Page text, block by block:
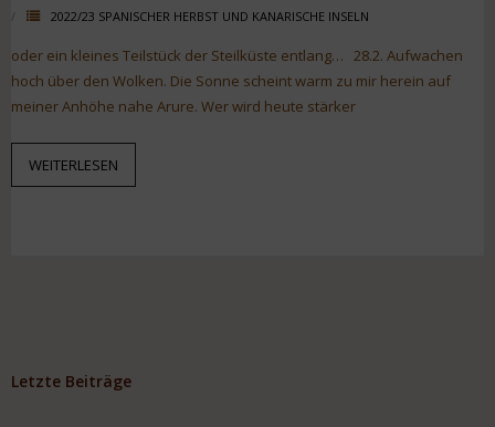
2022/23 SPANISCHER HERBST UND KANARISCHE INSELN
oder ein kleines Teilstück der Steilküste entlang… 28.2. Aufwachen
hoch über den Wolken. Die Sonne scheint warm zu mir herein auf
meiner Anhöhe nahe Arure. Wer wird heute stärker
WEITERLESEN
Letzte Beiträge